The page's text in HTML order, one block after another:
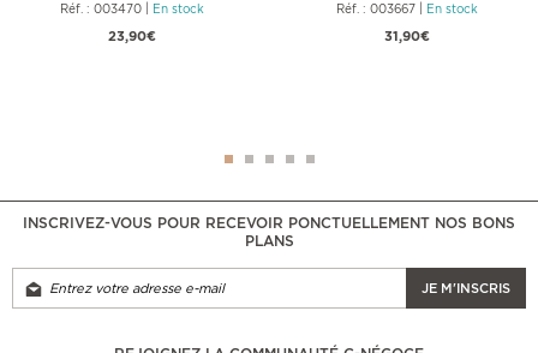
Réf. : 003470| En stock
23,90€
Réf. : 003667| En stock
31,90€
INSCRIVEZ-VOUS POUR RECEVOIR PONCTUELLEMENT NOS BONS
PLANS
JE M'INSCRIS